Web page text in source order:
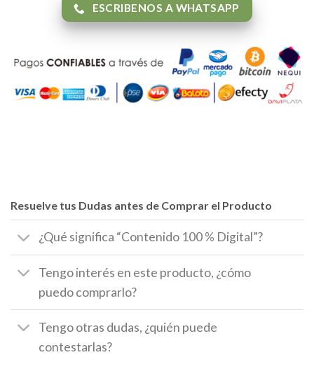
ESCRIBENOS A WHATSAPP
Resuelve tus Dudas antes de Comprar el Producto
¿Qué significa “Contenido 100 % Digital”?
Tengo interés en este producto, ¿cómo
puedo comprarlo?
Tengo otras dudas, ¿quién puede
contestarlas?